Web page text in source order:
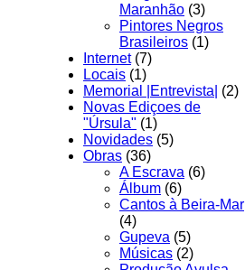
Maranhão (3)
Pintores Negros
Brasileiros (1)
Internet(7)
Locais (1)
Memorial |Entrevista| (2)
Novas Ediçoes de
"Úrsula" (1)
Novidades (5)
Obras (36)
A Escrava (6)
Álbum (6)
Cantos à Beira-Mar
(4)
Gupeva (5)
Músicas (2)